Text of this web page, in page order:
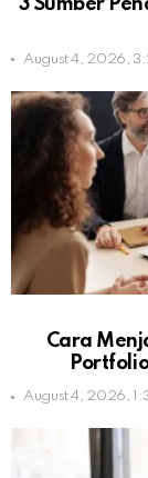
3 Sumber
August 4, 2026,
Cara
August 4, 2026,